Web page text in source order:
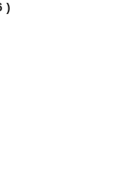
)